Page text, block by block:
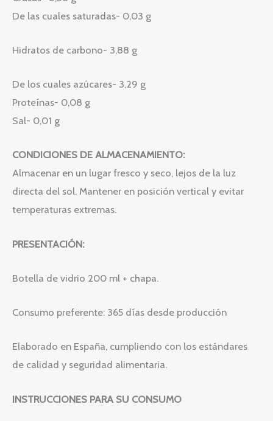
De las cuales saturadas- 0,03 g
Hidratos de carbono- 3,88 g
De los cuales azúcares- 3,29 g
Proteínas- 0,08 g
Sal- 0,01 g
CONDICIONES DE ALMACENAMIENTO:
Almacenar en un lugar fresco y seco, lejos de la luz
directa del sol. Mantener en posición vertical y evitar
temperaturas extremas.
PRESENTACIÓN:
Botella de vidrio 200 ml + chapa.
Consumo preferente: 365 días desde producción
Elaborado en España, cumpliendo con los estándares
de calidad y seguridad alimentaria.
INSTRUCCIONES PARA SU CONSUMO